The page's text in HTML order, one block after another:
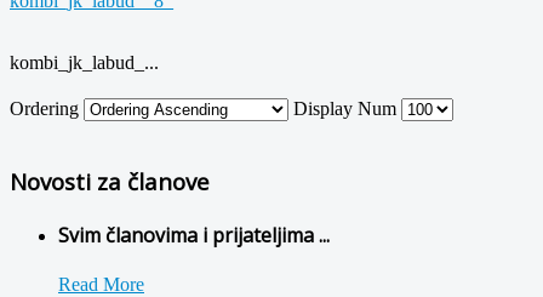
kombi_jk_labud_...
Ordering Display Num
Novosti za članove
Svim članovima i prijateljima ...
Read More